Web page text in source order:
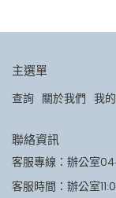
主選單
查詢 關於我們 我
聯絡資訊
客服專線：辦公室
客服時間：辦公室